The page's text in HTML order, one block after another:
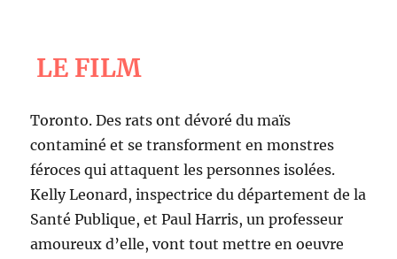
LE FILM
Toronto. Des rats ont dévoré du maïs
contaminé et se transforment en monstres
féroces qui attaquent les personnes isolées.
Kelly Leonard, inspectrice du département de la
Santé Publique, et Paul Harris, un professeur
amoureux d’elle, vont tout mettre en oeuvre